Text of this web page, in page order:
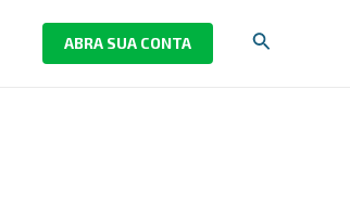
ABRA SUA CONTA Pesquisar